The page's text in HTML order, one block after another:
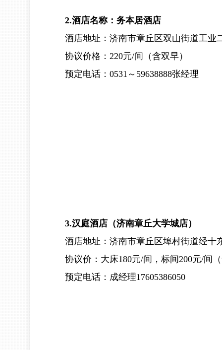
2.酒店名称：务本居酒店
酒店地址：济南市章丘区双山街道工业
协议价格：220元/间（含双早）
预定电话：0531～59638888张经理
3.汉庭酒店（济南章丘大学城店）
酒店地址：济南市章丘区埠村街道经十
协议价：大床180元/间，标间200元/间
预定电话：成经理17605386050